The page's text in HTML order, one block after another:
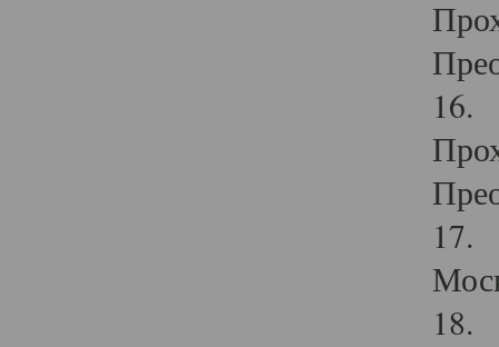
16.
17.
18.